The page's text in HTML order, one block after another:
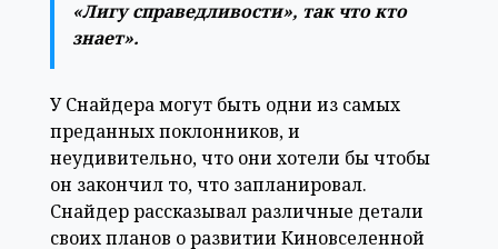
«Лигу справедливости», так что кто
знает».
У Снайдера могут быть одни из самых
преданных поклонников, и
неудивительно, что они хотели бы чтобы
он закончил то, что запланировал.
Снайдер рассказывал различные детали
своих планов о развитии Киновселенной